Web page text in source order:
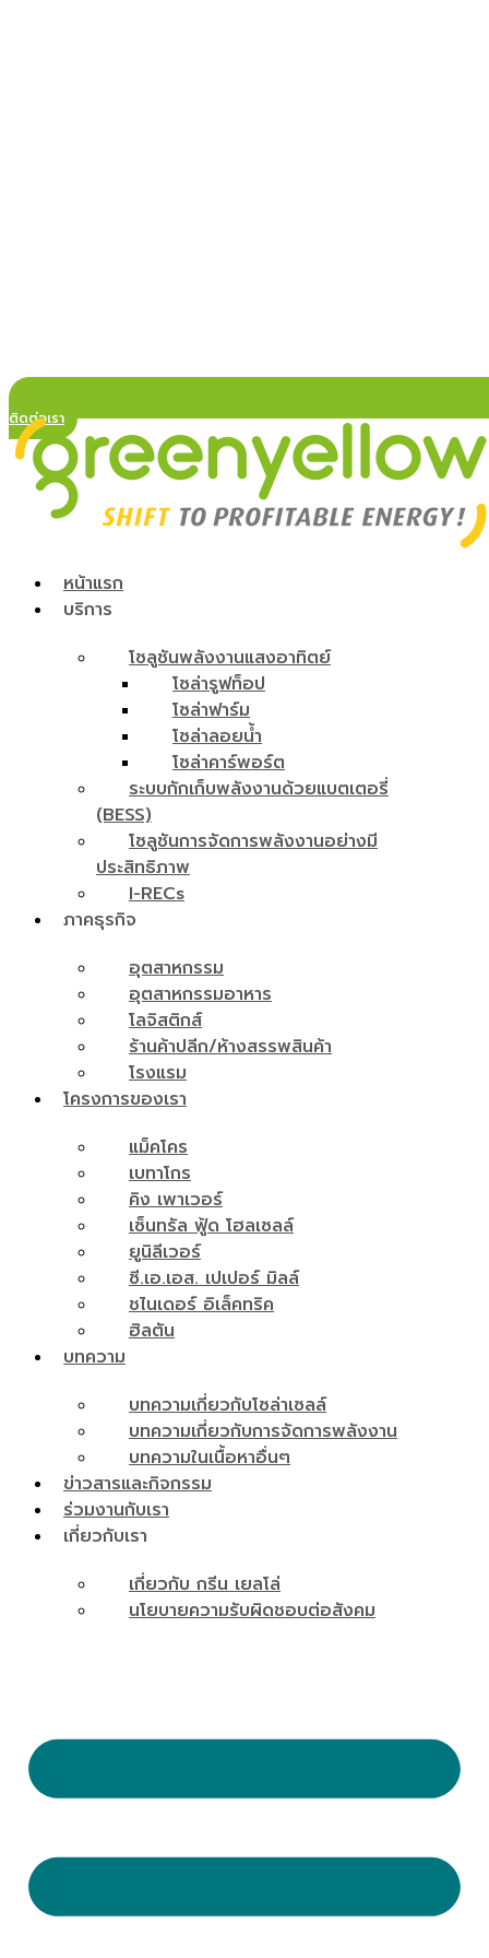
ติดต่อเรา
หน้าแรก
บริการ
โซลูชันพลังงานแสงอาทิตย์
โซล่ารูฟท็อป
โซล่าฟาร์ม
โซล่าลอยน้ำ
โซล่าคาร์พอร์ต
ระบบกักเก็บพลังงานด้วยแบตเตอรี่
(BESS)
โซลูชันการจัดการพลังงานอย่างมี
ประสิทธิภาพ
I-RECs
ภาคธุรกิจ
อุตสาหกรรม
อุตสาหกรรมอาหาร
โลจิสติกส์
ร้านค้าปลีก/ห้างสรรพสินค้า
โรงแรม
โครงการของเรา
แม็คโคร
เบทาโกร
คิง เพาเวอร์
เซ็นทรัล ฟู้ด โฮลเซลล์
ยูนิลีเวอร์
ซี.เอ.เอส. เปเปอร์ มิลล์
ชไนเดอร์ อิเล็คทริค
ฮิลตัน
บทความ
บทความเกี่ยวกับโซล่าเซลล์
บทความเกี่ยวกับการจัดการพลังงาน
บทความในเนื้อหาอื่นๆ
ข่าวสารและกิจกรรม
ร่วมงานกับเรา
เกี่ยวกับเรา
เกี่ยวกับ กรีน เยลโล่
นโยบายความรับผิดชอบต่อสังคม